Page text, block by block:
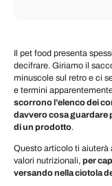
Il pet food presenta
decifrare. Giriamo il
minuscole sul retro e ci
e termini
scorrono l’elenco dei
davvero cosa guardare
di un prodotto.
Questo articolo ti aiuterà
valori nutrizionali, per
versando nella ciotola